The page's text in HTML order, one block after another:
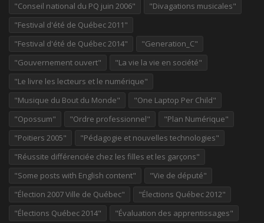
"Conseil national du PQ juin 2006"
"Divagations musicales"
"Festival d'été de Québec 2011"
"Festival d'été de Québec 2014"
"Generation_C"
"Gouvernement ouvert"
"La vie la vie en société"
"Le livre les lecteurs et le numérique"
"Musique du Bout du Monde"
"One Laptop Per Child"
"Opossum"
"Ordre professionnel"
"Plan Numérique"
"Poitiers 2005"
"Pédagogie et nouvelles technologies"
"Réussite différenciée chez les filles et les garçons"
"Some posts with English content"
"Vie de député"
"Élection 2007 Ville de Québec"
"Élections Québec 2012"
"Élections Québec 2014"
"Évaluation des apprentissages"